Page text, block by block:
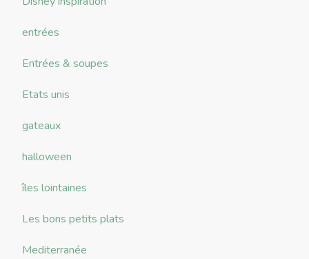
entrées
Entrées & soupes
Etats unis
gateaux
halloween
îles lointaines
Les bons petits plats
Mediterranée